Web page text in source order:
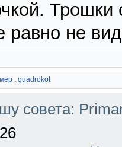
Трошки
равно не
, quadrokot
совета: